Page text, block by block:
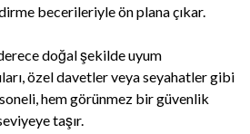
becerileriyle ön plana çıkar.
doğal şekilde uyum
özel davetler veya seyahatler gibi
hem görünmez bir güvenlik
taşır.